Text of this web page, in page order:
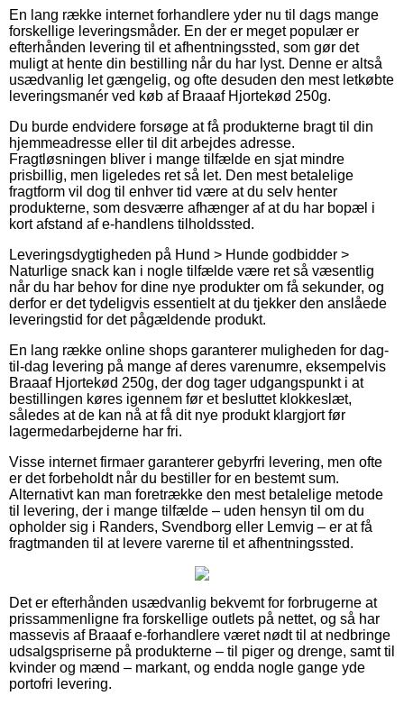
En lang række internet forhandlere yder nu til dags mange
forskellige leveringsmåder. En der er meget populær er
efterhånden levering til et afhentningssted, som gør det
muligt at hente din bestilling når du har lyst. Denne er altså
usædvanlig let gængelig, og ofte desuden den mest letkøbte
leveringsmanér ved køb af Braaaf Hjortekød 250g.
Du burde endvidere forsøge at få produkterne bragt til din
hjemmeadresse eller til dit arbejdes adresse.
Fragtløsningen bliver i mange tilfælde en sjat mindre
prisbillig, men ligeledes ret så let. Den mest betalelige
fragtform vil dog til enhver tid være at du selv henter
produkterne, som desværre afhænger af at du har bopæl i
kort afstand af e-handlens tilholdssted.
Leveringsdygtigheden på Hund > Hunde godbidder >
Naturlige snack kan i nogle tilfælde være ret så væsentlig
når du har behov for dine nye produkter om få sekunder, og
derfor er det tydeligvis essentielt at du tjekker den anslåede
leveringstid for det pågældende produkt.
En lang række online shops garanterer muligheden for dag-
til-dag levering på mange af deres varenumre, eksempelvis
Braaaf Hjortekød 250g, der dog tager udgangspunkt i at
bestillingen køres igennem før et besluttet klokkeslæt,
således at de kan nå at få dit nye produkt klargjort før
lagermedarbejderne har fri.
Visse internet firmaer garanterer gebyrfri levering, men ofte
er det forbeholdt når du bestiller for en bestemt sum.
Alternativt kan man foretrække den mest betalelige metode
til levering, der i mange tilfælde – uden hensyn til om du
opholder sig i Randers, Svendborg eller Lemvig – er at få
fragtmanden til at levere varerne til et afhentningssted.
Det er efterhånden usædvanlig bekvemt for forbrugerne at
prissammenligne fra forskellige outlets på nettet, og så har
massevis af Braaaf e-forhandlere været nødt til at nedbringe
udsalgspriserne på produkterne – til piger og drenge, samt til
kvinder og mænd – markant, og endda nogle gange yde
portofri levering.